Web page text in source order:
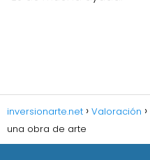
inversionarte.net Valoración
una obra de arte